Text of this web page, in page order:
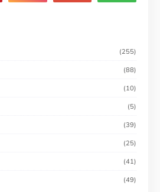
(255)
(88)
(10)
(5)
(39)
(25)
(41)
(49)